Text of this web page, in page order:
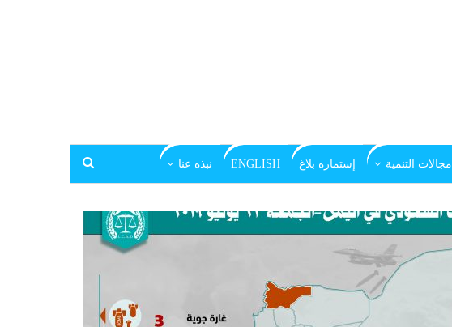
مجالات التنمية إستماره بلاغ ENGLISH نبذه عنا